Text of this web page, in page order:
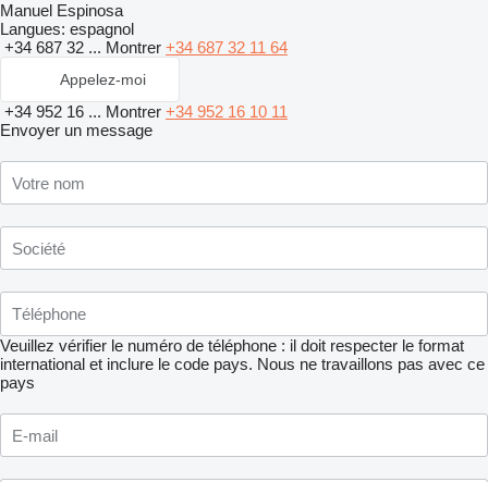
Manuel Espinosa
Langues: espagnol
+34 687 32 ... Montrer +34 687 32 11 64
Appelez-moi
+34 952 16 ... Montrer +34 952 16 10 11
Envoyer un message
Veuillez vérifier le numéro de téléphone : il doit respecter le format
international et inclure le code pays. Nous ne travaillons pas avec ce
pays